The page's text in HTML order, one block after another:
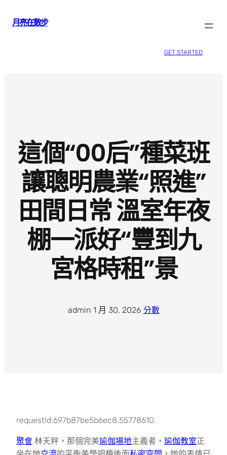
月亮在散步
GET STARTED
這個“00后”種菜班
讓聰明農業“照進”
田間日常 溫室年夜
棚一派好“豐到九
宮格時租”景
admin· 1 月 30, 2026· 分數
requestId:697b87be5b6ec8.55778610.
聚會 林天秤，那個完美瑜伽場地主義者， 瑜伽教室正